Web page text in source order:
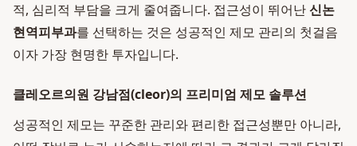
적, 심리적 부담을 크게 줄여줍니다. 접근성이 뛰어난신논
현역피부과를 선택하는 것은 성공적인 제모 관리의 첫걸음
이자 가장 현명한 투자입니다.
클레오르의원 강남점(cleor)의 프리미엄 제모 솔루션
성공적인 제모는 꾸준한 관리와 편리한 접근성뿐만 아니라,